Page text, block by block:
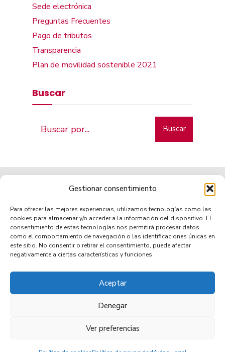
Gestionar consentimiento
Para ofrecer las mejores experiencias, utilizamos tecnologías como las
cookies para almacenar y/o acceder a la información del dispositivo. El
consentimiento de estas tecnologías nos permitirá procesar datos
como el comportamiento de navegación o las identificaciones únicas en
este sitio. No consentir o retirar el consentimiento, puede afectar
negativamente a ciertas características y funciones.
Aceptar
Denegar
Ver preferencias
Sede electrónica
Preguntas Frecuentes
Pago de tributos
Transparencia
Plan de movilidad sostenible 2021
Buscar
Buscar
Municipio de tradición
AVISO LEGAL
POLÍTICA DE COOKIES (UE)
ACCESIBILIDAD
© 2026 Villa de Mazo •
Copyright © 2021 - Ayuntamiento Villa de Mazo, Municipio de Tradición